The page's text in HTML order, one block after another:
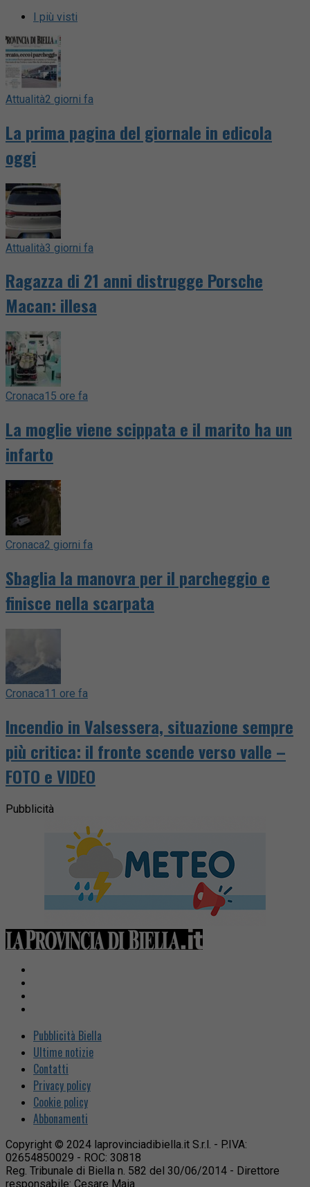
I più visti
Attualità2 giorni fa
La prima pagina del giornale in edicola
oggi
Attualità3 giorni fa
Ragazza di 21 anni distrugge Porsche
Macan: illesa
Cronaca15 ore fa
La moglie viene scippata e il marito ha un
infarto
Cronaca2 giorni fa
Sbaglia la manovra per il parcheggio e
finisce nella scarpata
Cronaca11 ore fa
Incendio in Valsessera, situazione sempre
più critica: il fronte scende verso valle –
FOTO e VIDEO
Pubblicità
Pubblicità Biella
Ultime notizie
Contatti
Privacy policy
Cookie policy
Abbonamenti
Copyright © 2024 laprovinciadibiella.it S.r.l. - P.IVA:
02654850029 - ROC: 30818
Reg. Tribunale di Biella n. 582 del 30/06/2014 - Direttore
responsabile: Cesare Maia